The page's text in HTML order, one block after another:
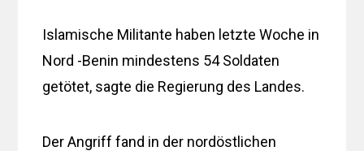
Islamische Militante haben letzte Woche in
Nord -Benin mindestens 54 Soldaten
getötet, sagte die Regierung des Landes.
Der Angriff fand in der nordöstlichen